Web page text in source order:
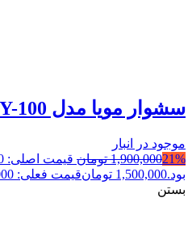
سشوار مویا مدل MY-100
موجود در انبار
21%
1,900,000 تومان
بود.1,500,000 تومانقیمت فعلی: 1,500,000 تومان.
بستن